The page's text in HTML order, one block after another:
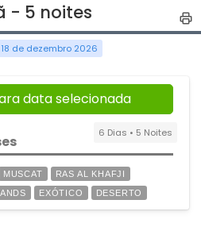
- 5 noites
de dezembro 2026
data selecionada
6 Dias • 5 Noites
MUSCAT
RAS AL KHAFJI
EXÓTICO DESERTO